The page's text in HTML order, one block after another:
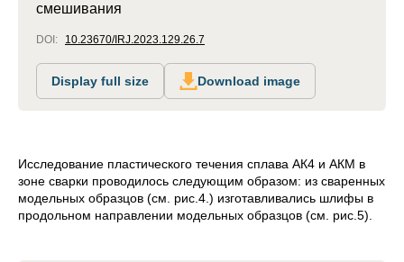
смешивания
DOI: 10.23670/IRJ.2023.129.26.7
Display full size Download image
Исследование пластического течения сплава АК4 и АКМ в
зоне сварки проводилось следующим образом: из сваренных
модельных образцов (см. рис.4.) изготавливались шлифы в
продольном направлении модельных образцов (см. рис.5).